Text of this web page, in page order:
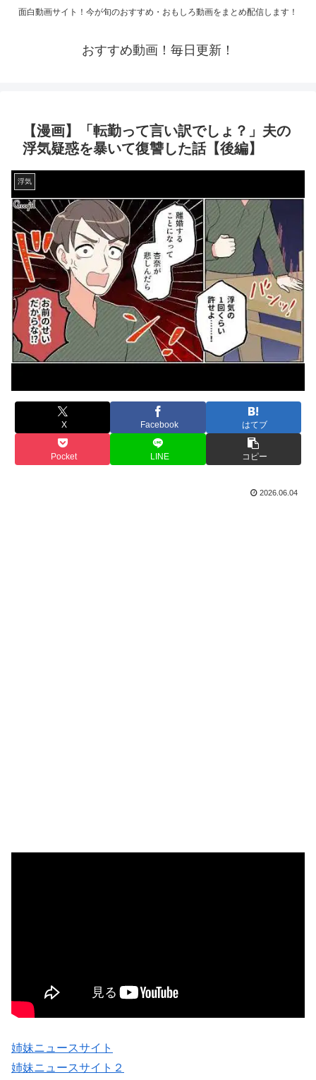
面白動画サイト！今が旬のおすすめ・おもしろ動画をまとめ配信します！
おすすめ動画！毎日更新！
【漫画】「転勤って言い訳でしょ？」夫の
浮気疑惑を暴いて復讐した話【後編】
浮気
X Facebook はてブ
Pocket LINE コピー
2026.06.04
姉妹ニュースサイト
姉妹ニュースサイト２